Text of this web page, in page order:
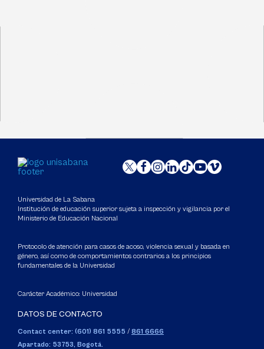
Universidad de La Sabana
Institución de educación superior sujeta a inspección y vigilancia por el
Ministerio de Educación Nacional
Protocolo de atención para casos de acoso, violencia sexual y basada en
género, así como de comportamientos contrarios a los principios
fundamentales de la Universidad
Carácter Académico: Universidad
DATOS DE CONTACTO
Contact center: (601) 861 5555 / 861 6666
Apartado: 53753, Bogotá.